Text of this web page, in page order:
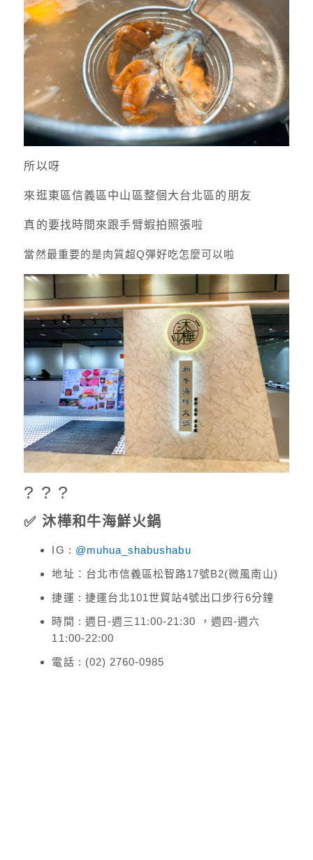
所以呀
來逛東區信義區中山區整個大台北區的朋友
真的要找時間來跟手臂蝦拍照張啦
當然最重要的是肉質超Q彈好吃怎麼可以啦
? ? ?
✅ 沐樺和牛海鮮火鍋
IG : @muhua_shabushabu
地址：台北市信義區松智路17號B2(微風南山)
捷運 : 捷運台北101世貿站4號出口步行6分鐘
時間 : 週日-週三11:00-21:30 ，週四-週六
11:00-22:00
電話 : (02) 2760-0985